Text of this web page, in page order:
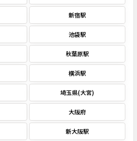
新宿駅
池袋駅
秋葉原駅
横浜駅
埼玉県(大宮)
大阪府
新大阪駅